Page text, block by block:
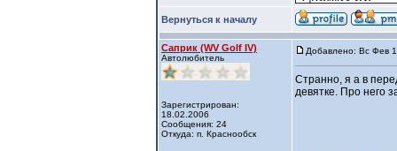
Вернуться к началу
Саприк (WV Golf IV)
Автолюбитель
Зарегистрирован:
18.02.2006
Сообщения: 24
Откуда: п. Краснообск
Добавлено: Вс Фев
Странно, я а в
девятке. Про него